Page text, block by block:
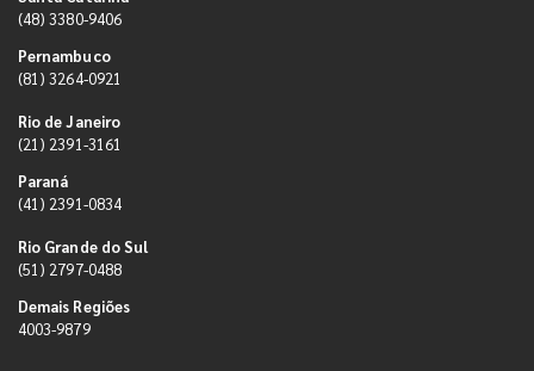
(48) 3380-9406
Pernambuco
(81) 3264-0921
Rio de Janeiro
(21) 2391-3161
Paraná
(41) 2391-0834
Rio Grande do Sul
(51) 2797-0488
Demais Regiões
4003-9879